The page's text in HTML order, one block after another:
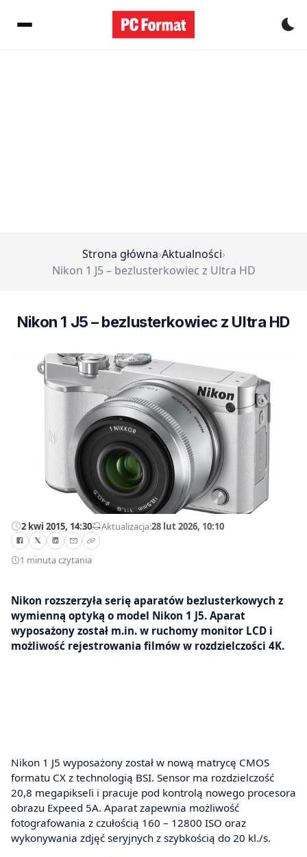
Strona główna›Aktualności›
Nikon 1 J5 – bezlusterkowiec z Ultra HD
Nikon 1 J5 – bezlusterkowiec z Ultra HD
2 kwi 2015, 14:30—Aktualizacja:28 lut 2026, 10:10
1 minuta czytania
Nikon rozszerzyła serię aparatów bezlusterkowych z
wymienną optyką o model Nikon 1 J5. Aparat
wyposażony został m.in. w ruchomy monitor LCD i
możliwość rejestrowania filmów w rozdzielczości 4K.
Nikon 1 J5 wyposażony został w nową matrycę CMOS
formatu CX z technologią BSI. Sensor ma rozdzielczość
20,8 megapikseli i pracuje pod kontrolą nowego procesora
obrazu Expeed 5A. Aparat zapewnia możliwość
fotografowania z czułością 160 – 12800 ISO oraz
wykonywania zdjęć seryjnych z szybkością do 20 kl./s.